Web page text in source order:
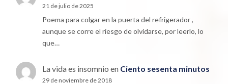
21 de julio de 2025
Poema para colgar en la puerta del refrigerador ,
aunque se corre el riesgo de olvidarse, por leerlo, lo
que…
La vida es insomnio en Ciento sesenta minutos
29 de noviembre de 2018